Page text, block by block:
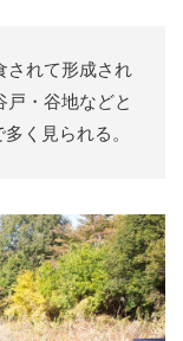
れて形成され
戸・谷地などと
く見られる。